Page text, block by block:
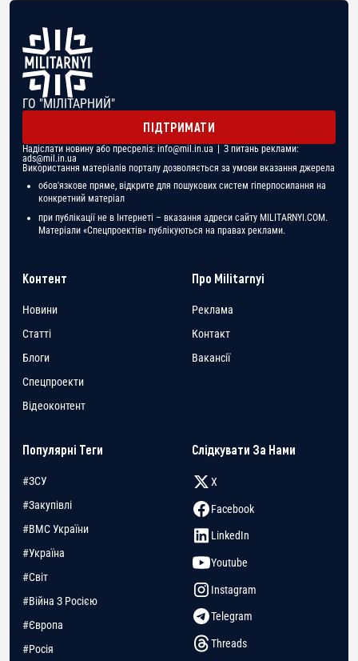
ГО "МІЛІТАРНИЙ"
ПІДТРИМАТИ
Надіслати новину або пресреліз: info@mil.in.ua | З питань реклами:
ads@mil.in.ua
Використання матеріалів порталу дозволяється за умови вказання джерела
обов'язкове пряме, відкрите для пошукових систем гіперпосилання на
конкретний матеріал
при публікації не в Інтернеті – вказання адреси сайту MILITARNYI.COM.
Матеріали «Спецпроектів» публікуються на правах реклами.
Контент
Новини
Статті
Блоги
Спецпроекти
Відеоконтент
Про Militarnyi
Реклама
Контакт
Вакансії
Популярні Теги
#ЗСУ
#Закупівлі
#ВМС України
#Україна
#Світ
#Війна З Росією
#Європа
#Росія
Слідкувати За Нами
X
Facebook
LinkedIn
Youtube
Instagram
Telegram
Threads